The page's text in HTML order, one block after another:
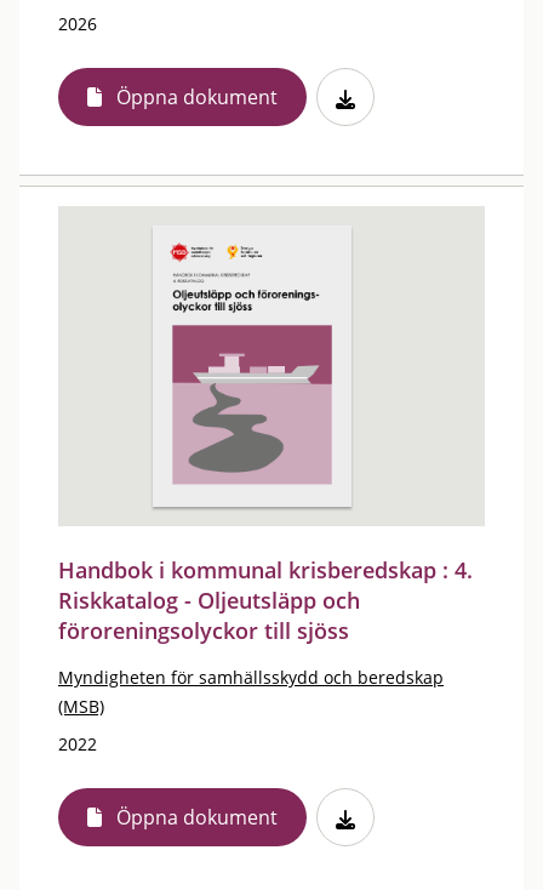
2026
Öppna dokument
Handbok i kommunal krisberedskap : 4.
Riskkatalog - Oljeutsläpp och
föroreningsolyckor till sjöss
Myndigheten för samhällsskydd och beredskap
(MSB)
2022
Öppna dokument